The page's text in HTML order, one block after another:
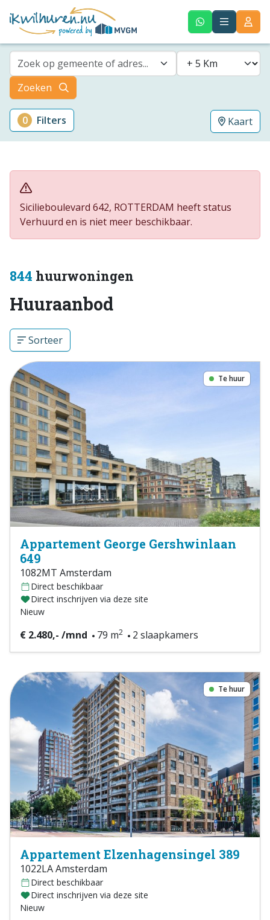
Zoek op gemeente of adres...
Zoeken
0 Filters Kaart
Sicilieboulevard 642, ROTTERDAM heeft status
Verhuurd en is niet meer beschikbaar.
844 huurwoningen
Huuraanbod
Sorteer
Te huur
Appartement George Gershwinlaan
649
1082MT Amsterdam
Direct beschikbaar
Direct inschrijven via deze site
Nieuw
€ 2.480,- /mnd 79 m2 2 slaapkamers
Te huur
Appartement Elzenhagensingel 389
1022LA Amsterdam
Direct beschikbaar
Direct inschrijven via deze site
Nieuw